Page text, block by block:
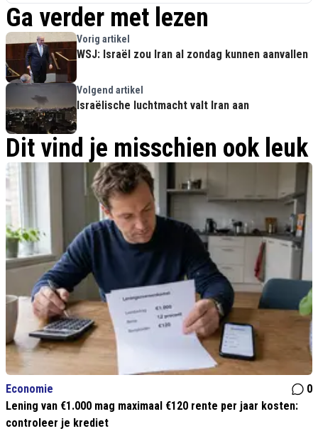
Ga verder met lezen
Vorig artikel
WSJ: Israël zou Iran al zondag kunnen aanvallen
Volgend artikel
Israëlische luchtmacht valt Iran aan
Dit vind je misschien ook leuk
Economie
0
Lening van €1.000 mag maximaal €120 rente per jaar kosten:
controleer je krediet